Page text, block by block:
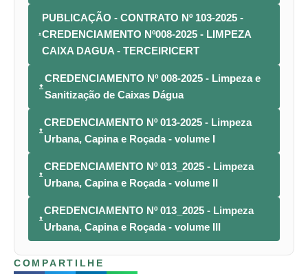
PUBLICAÇÃO - CONTRATO Nº 103-2025 -
CREDENCIAMENTO Nº008-2025 - LIMPEZA
CAIXA DAGUA - TERCEIRICERT
CREDENCIAMENTO Nº 008-2025 - Limpeza e
Sanitização de Caixas Dágua
CREDENCIAMENTO Nº 013-2025 - Limpeza
Urbana, Capina e Roçada - volume I
CREDENCIAMENTO Nº 013_2025 - Limpeza
Urbana, Capina e Roçada - volume II
CREDENCIAMENTO Nº 013_2025 - Limpeza
Urbana, Capina e Roçada - volume III
COMPARTILHE